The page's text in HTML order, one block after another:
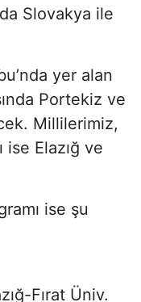
Slovakya ile
yer alan
Portekiz ve
Millilerimiz,
ise Elazığ ve
ise şu
Fırat Üniv.